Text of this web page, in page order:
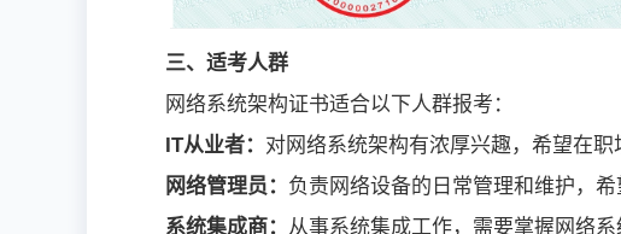
三、适考人群
网络系统架构证书适合以下人群报考：
IT从业者： 对网络系统架构有浓厚兴趣，希望在职
网络管理员： 负责网络设备的日常管理和维护，
系统集成商： 从事系统集成工作，需要掌握网络